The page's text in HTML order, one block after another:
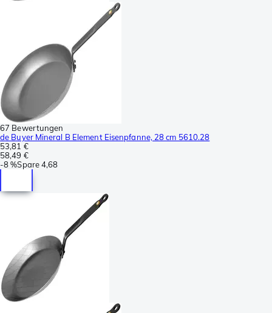
67 Bewertungen
de Buyer Mineral B Element Eisenpfanne, 28 cm 5610.28
53,81 €
58,49 €
-8 %Spare4,68